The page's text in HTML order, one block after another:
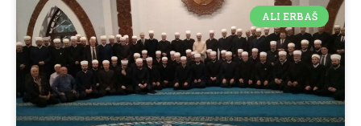
ALI ERBAŠ